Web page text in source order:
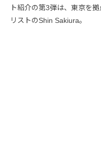
ト紹介の第3弾は、東京を
リストのShin Sakiura。